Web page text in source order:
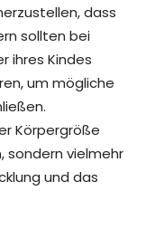
dass
sollten bei
ihres Kindes
um mögliche
Körpergröße
sondern vielmehr
und das